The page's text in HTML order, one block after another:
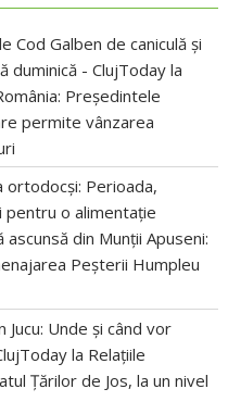
Cod Galben de caniculă și
duminică - ClujToday la
Președintele
permite vânzarea
ortodocși: Perioada,
pentru o alimentație
ascunsă din Munții Apuseni:
Peșterii Humpleu
Unde și când vor
la Relațiile
Țărilor de Jos, la un nivel